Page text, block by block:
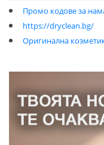
Промо кодове за
https://dryclean.bg/
Оригинална